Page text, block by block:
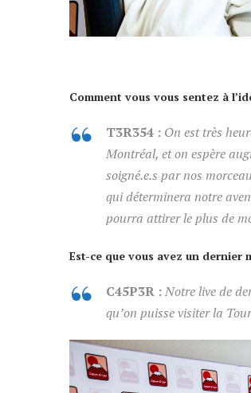
Comment vous vous sentez à
T3R354 : On est très
Montréal, et on espère
soigné.e.s par nos
qui déterminera notre
pourra attirer le plus de
Est-ce que vous avez un dernier
C45P3R :Notre live de
qu’on puisse visiter la